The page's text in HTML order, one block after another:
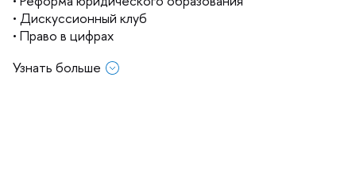
• Дискуссионный клу
• Право в цифрах
Узнать больше